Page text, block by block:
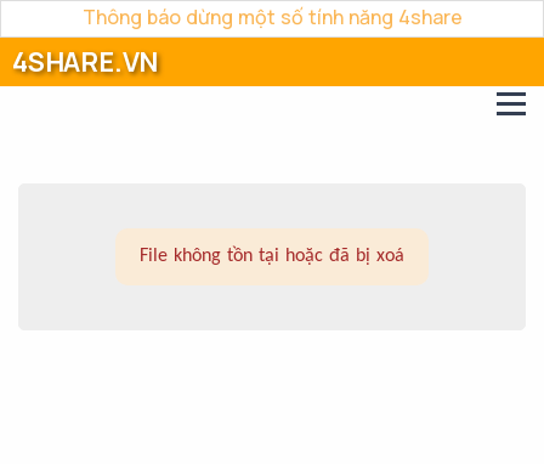
Thông báo dừng một số tính năng 4share
4SHARE.VN
File không tồn tại hoặc đã bị xoá